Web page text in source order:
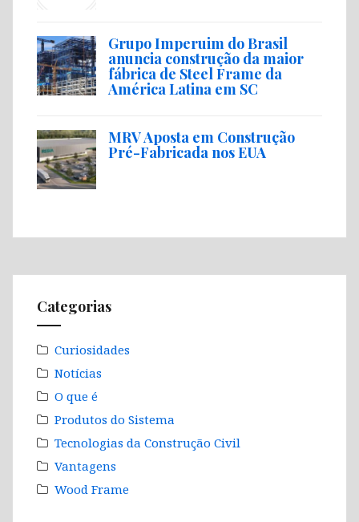
Grupo Imperuim do Brasil
anuncia construção da maior
fábrica de Steel Frame da
América Latina em SC
MRV Aposta em Construção
Pré-Fabricada nos EUA
Categorias
Curiosidades
Notícias
O que é
Produtos do Sistema
Tecnologias da Construção Civil
Vantagens
Wood Frame